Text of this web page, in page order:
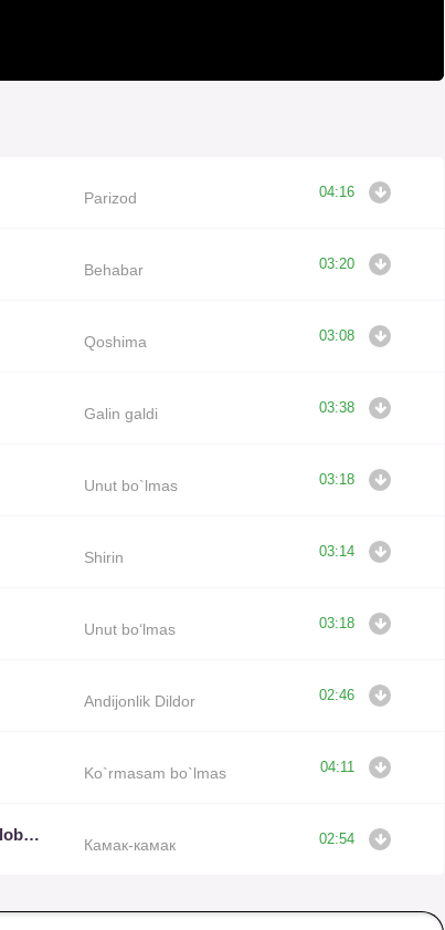
Parizod 04:16
Behabar 03:20
Qoshima 03:08
Galin galdi 03:38
Unut bo`lmas 03:18
Shirin 03:14
Unut bo‘lmas 03:18
Andijonlik Dildor 02:46
Ko`rmasam bo`lmas 04:11
Ruxshona, Rustam Olloberganov
Камак-камак 02:54